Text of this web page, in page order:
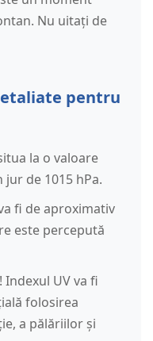
Nu uitați de
pentru
la o valoare
de 1015 hPa.
fi de aproximativ
este percepută
UV va fi
folosirea
a pălăriilor și